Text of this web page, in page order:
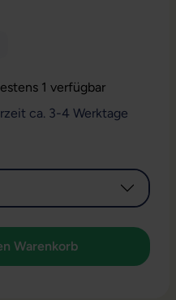
1 verfügbar
ca. 3-4 Werktage
Wert ein
Warenkorb